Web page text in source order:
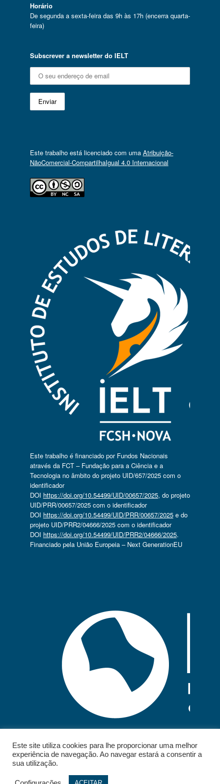
Horário
De segunda a sexta-feira das 9h às 17h (encerra quarta-
feira)
Subscrever a newsletter do IELT
Este trabalho está licenciado com uma Atribuição-
NãoComercial-CompartilhaIgual 4.0 Internacional
Este trabalho é financiado por Fundos Nacionais
através da FCT – Fundação para a Ciência e a
Tecnologia no âmbito do projeto UID/657/2025 com o
identificador
DOI https://doi.org/10.54499/UID/00657/2025, do projeto
UID/PRR/00657/2025 com o identificador
DOI https://doi.org/10.54499/UID/PRR/00657/2025e do
projeto UID/PRR2/04666/2025 com o identificador
DOI https://doi.org/10.54499/UID/PRR2/04666/2025.
Financiado pela União Europeia – Next GenerationEU
Este site utiliza cookies para lhe proporcionar uma melhor
experiência de navegação. Ao navegar estará a consentir a
sua utilização.